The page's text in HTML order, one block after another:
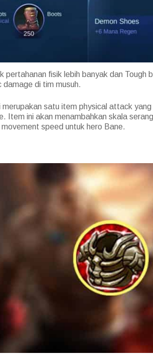
pertahanan fisik lebih banyak dan Tough
damage di tim musuh.
merupakan satu item physical attack
Item ini akan menambahkan skala
speed untuk hero Bane.